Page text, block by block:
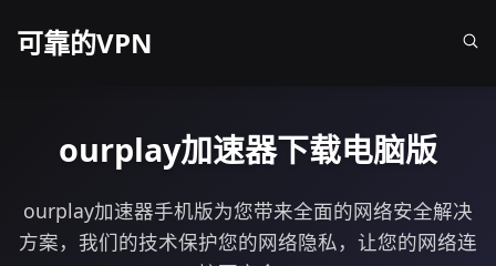
可靠的VPN
ourplay加速器下载电脑版
ourplay加速器手机版为您带来全面的网络安全解决
方案，我们的技术保护您的网络隐私，让您的网络连